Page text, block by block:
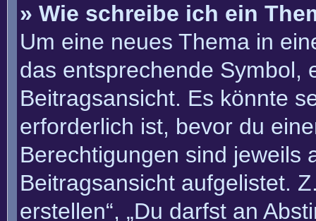
» Wie schreibe ich ein
Um eine neues Thema in
das entsprechende Symbol,
Beitragsansicht. Es könnte
erforderlich ist, bevor du
Berechtigungen sind jeweils
Beitragsansicht aufgelistet.
erstellen“, „Du darfst an